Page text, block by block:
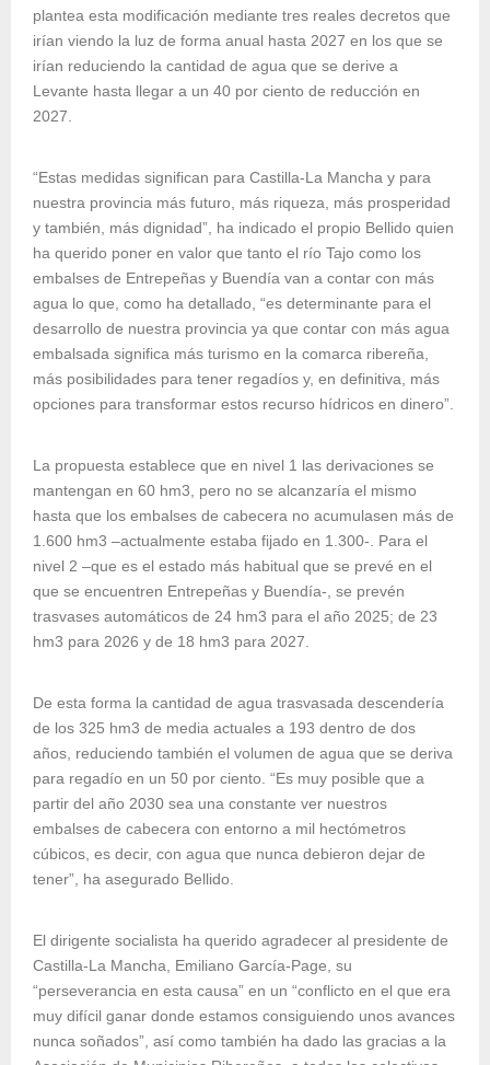
plantea esta modificación mediante tres reales decretos que
irían viendo la luz de forma anual hasta 2027 en los que se
irían reduciendo la cantidad de agua que se derive a
Levante hasta llegar a un 40 por ciento de reducción en
2027.
“Estas medidas significan para Castilla-La Mancha y para
nuestra provincia más futuro, más riqueza, más prosperidad
y también, más dignidad”, ha indicado el propio Bellido quien
ha querido poner en valor que tanto el río Tajo como los
embalses de Entrepeñas y Buendía van a contar con más
agua lo que, como ha detallado, “es determinante para el
desarrollo de nuestra provincia ya que contar con más agua
embalsada significa más turismo en la comarca ribereña,
más posibilidades para tener regadíos y, en definitiva, más
opciones para transformar estos recurso hídricos en dinero”.
La propuesta establece que en nivel 1 las derivaciones se
mantengan en 60 hm3, pero no se alcanzaría el mismo
hasta que los embalses de cabecera no acumulasen más de
1.600 hm3 –actualmente estaba fijado en 1.300-. Para el
nivel 2 –que es el estado más habitual que se prevé en el
que se encuentren Entrepeñas y Buendía-, se prevén
trasvases automáticos de 24 hm3 para el año 2025; de 23
hm3 para 2026 y de 18 hm3 para 2027.
De esta forma la cantidad de agua trasvasada descendería
de los 325 hm3 de media actuales a 193 dentro de dos
años, reduciendo también el volumen de agua que se deriva
para regadío en un 50 por ciento. “Es muy posible que a
partir del año 2030 sea una constante ver nuestros
embalses de cabecera con entorno a mil hectómetros
cúbicos, es decir, con agua que nunca debieron dejar de
tener”, ha asegurado Bellido.
El dirigente socialista ha querido agradecer al presidente de
Castilla-La Mancha, Emiliano García-Page, su
“perseverancia en esta causa” en un “conflicto en el que era
muy difícil ganar donde estamos consiguiendo unos avances
nunca soñados”, así como también ha dado las gracias a la